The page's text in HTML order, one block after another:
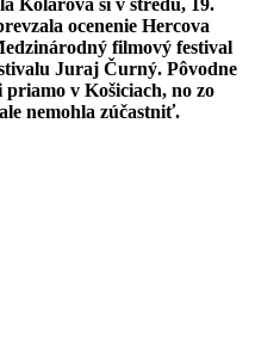
ocenenie Hercova
filmový festival
Juraj Čurný. Pôvodne
v Košiciach, no zo
nemohla zúčastniť.